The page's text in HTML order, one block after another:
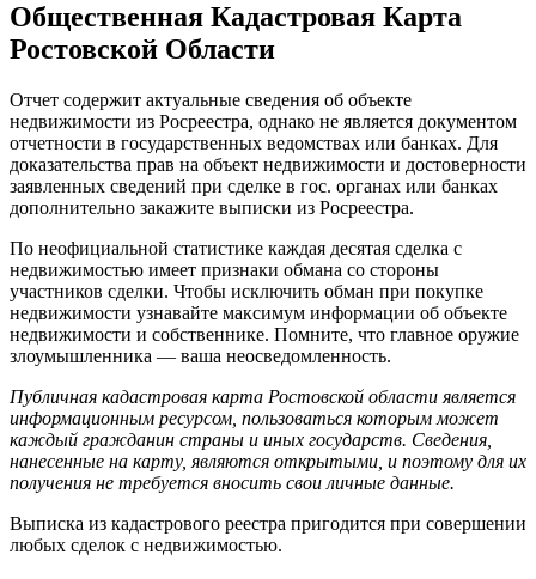
Общественная Кадастровая Карта
Ростовской Области
Отчет содержит актуальные сведения об объекте
недвижимости из Росреестра, однако не является документом
отчетности в государственных ведомствах или банках. Для
доказательства прав на объект недвижимости и достоверности
заявленных сведений при сделке в гос. органах или банках
дополнительно закажите выписки из Росреестра.
По неофициальной статистике каждая десятая сделка с
недвижимостью имеет признаки обмана со стороны
участников сделки. Чтобы исключить обман при покупке
недвижимости узнавайте максимум информации об объекте
недвижимости и собственнике. Помните, что главное оружие
злоумышленника — ваша неосведомленность.
Публичная кадастровая карта Ростовской области является
информационным ресурсом, пользоваться которым может
каждый гражданин страны и иных государств. Сведения,
нанесенные на карту, являются открытыми, и поэтому для их
получения не требуется вносить свои личные данные.
Выписка из кадастрового реестра пригодится при совершении
любых сделок с недвижимостью.